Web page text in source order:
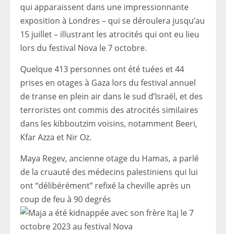
qui apparaissent dans une impressionnante
exposition à Londres – qui se déroulera jusqu’au
15 juillet – illustrant les atrocités qui ont eu lieu
lors du festival Nova le 7 octobre.
Quelque 413 personnes ont été tuées et 44
prises en otages à Gaza lors du festival annuel
de transe en plein air dans le sud d’Israël, et des
terroristes ont commis des atrocités similaires
dans les kibboutzim voisins, notamment Beeri,
Kfar Azza et Nir Oz.
Maya Regev, ancienne otage du Hamas, a parlé
de la cruauté des médecins palestiniens qui lui
ont “délibérément” refixé la cheville après un
coup de feu à 90 degrés